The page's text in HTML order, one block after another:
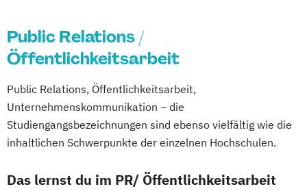
Public Relations /
Öffentlichkeitsarbeit
Public Relations, Öffentlichkeitsarbeit,
Unternehmenskommunikation – die
Studiengangsbezeichnungen sind ebenso vielfältig wie die
inhaltlichen Schwerpunkte der einzelnen Hochschulen.
Das lernst du im PR/ Öffentlichkeitsarbeit